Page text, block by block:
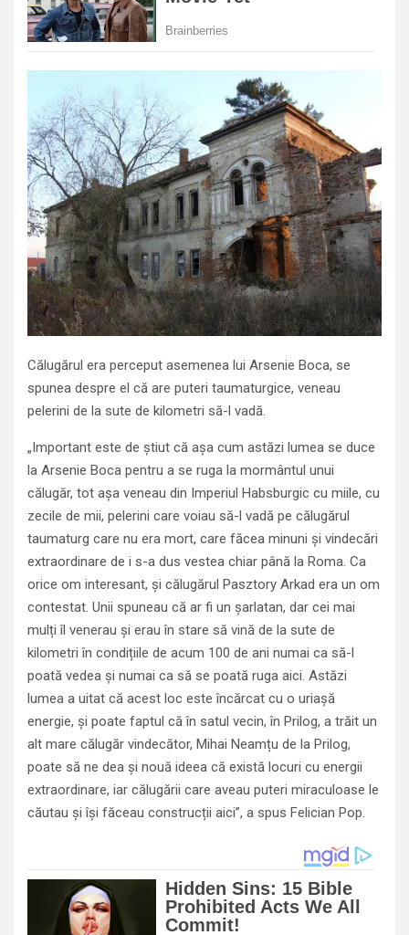
Călugărul era perceput asemenea lui Arsenie Boca, se
spunea despre el că are puteri taumaturgice, veneau
pelerini de la sute de kilometri să-l vadă.
„Important este de știut că așa cum astăzi lumea se duce
la Arsenie Boca pentru a se ruga la mormântul unui
călugăr, tot așa veneau din Imperiul Habsburgic cu miile, cu
zecile de mii, pelerini care voiau să-l vadă pe călugărul
taumaturg care nu era mort, care făcea minuni și vindecări
extraordinare de i s-a dus vestea chiar până la Roma. Ca
orice om interesant, și călugărul Pasztory Arkad era un om
contestat. Unii spuneau că ar fi un șarlatan, dar cei mai
mulți îl venerau și erau în stare să vină de la sute de
kilometri în condițiile de acum 100 de ani numai ca să-l
poată vedea și numai ca să se poată ruga aici. Astăzi
lumea a uitat că acest loc este încărcat cu o uriașă
energie, și poate faptul că în satul vecin, în Prilog, a trăit un
alt mare călugăr vindecător, Mihai Neamțu de la Prilog,
poate să ne dea și nouă ideea că există locuri cu energii
extraordinare, iar călugării care aveau puteri miraculoase le
căutau și își făceau construcții aici”, a spus Felician Pop.